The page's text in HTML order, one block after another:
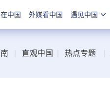
中国 外媒看中国 遇见中国
直观中国 热点专题